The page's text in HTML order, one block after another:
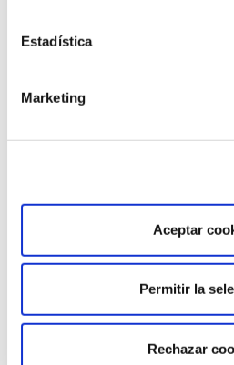
Estadística
Marketing
Aceptar
Permitir la
Rechazar
que aumentan su
Fomentar un ambiente
en lo que respecta a la
para reducir el estrés por
superiores y todos los
¿Qué
tomar los
RRHH para
talento?